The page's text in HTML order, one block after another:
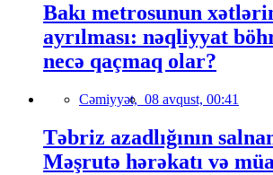
Bakı metrosunun
ayrılması: nəqliyyat
necə qaçmaq olar?
Cəmiyyət, 08 avqust, 00:41
Təbriz azadlığının
Məşrutə hərəkatı və